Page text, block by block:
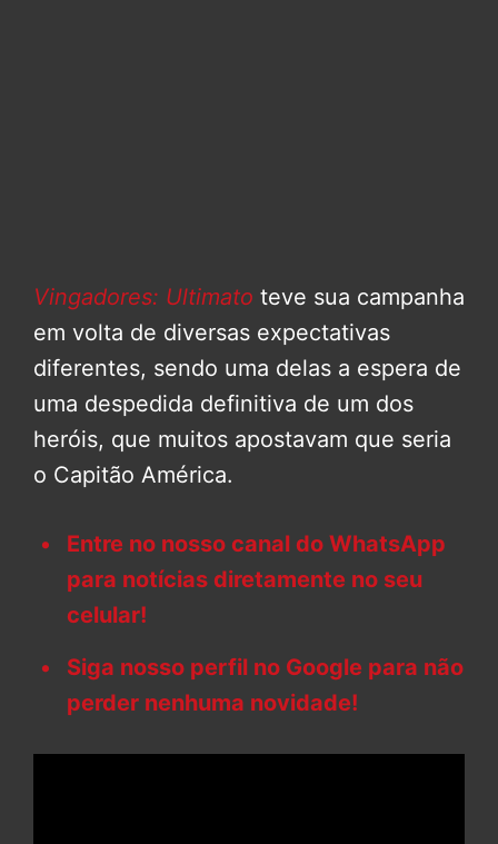
Vingadores: Ultimato teve sua campanha
em volta de diversas expectativas
diferentes, sendo uma delas a espera de
uma despedida definitiva de um dos
heróis, que muitos apostavam que seria
o Capitão América.
Entre no nosso canal do WhatsApp
para notícias diretamente no seu
celular!
Siga nosso perfil no Google para não
perder nenhuma novidade!